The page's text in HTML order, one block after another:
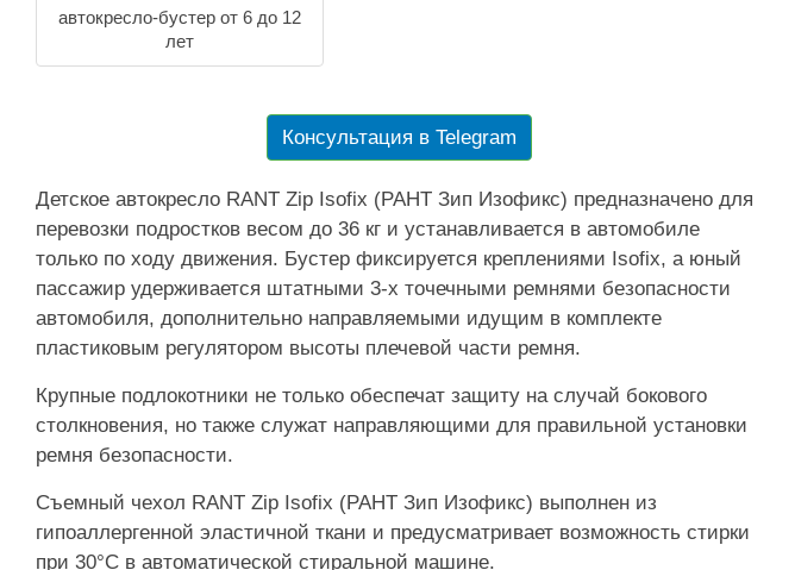
автокресло-бустер от 6 до 12
лет
Консультация в Telegram
Детское автокресло RANT Zip Isofix (РАНТ Зип Изофикс) предназначено для
перевозки подростков весом до 36 кг и устанавливается в автомобиле
только по ходу движения. Бустер фиксируется креплениями Isofix, а юный
пассажир удерживается штатными 3-х точечными ремнями безопасности
автомобиля, дополнительно направляемыми идущим в комплекте
пластиковым регулятором высоты плечевой части ремня.
Крупные подлокотники не только обеспечат защиту на случай бокового
столкновения, но также служат направляющими для правильной установки
ремня безопасности.
Съемный чехол RANT Zip Isofix (РАНТ Зип Изофикс) выполнен из
гипоаллергенной эластичной ткани и предусматривает возможность стирки
при 30°С в автоматической стиральной машине.